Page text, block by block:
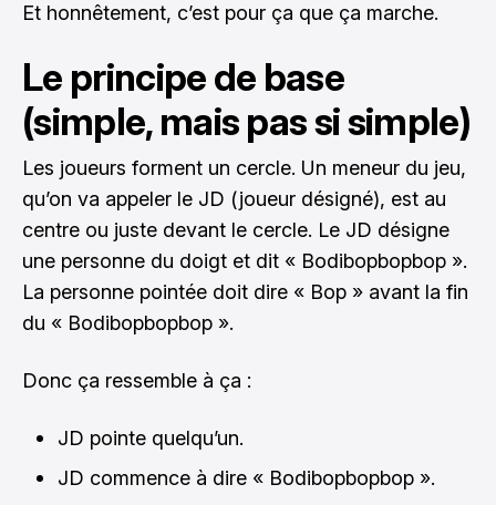
Et honnêtement, c’est pour ça que ça marche.
Le principe de base
(simple, mais pas si simple)
Les joueurs forment un cercle. Un meneur du jeu,
qu’on va appeler le JD (joueur désigné), est au
centre ou juste devant le cercle. Le JD désigne
une personne du doigt et dit « Bodibopbopbop ».
La personne pointée doit dire « Bop » avant la fin
du « Bodibopbopbop ».
Donc ça ressemble à ça :
JD pointe quelqu’un.
JD commence à dire « Bodibopbopbop ».